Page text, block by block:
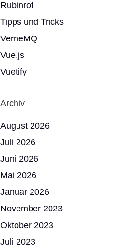
Rubinrot
Tipps und Tricks
VerneMQ
Vue.js
Vuetify
Archiv
August 2026
Juli 2026
Juni 2026
Mai 2026
Januar 2026
November 2023
Oktober 2023
Juli 2023